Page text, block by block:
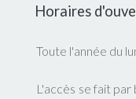
Horaires
Toute l'année du
L'accès se fait